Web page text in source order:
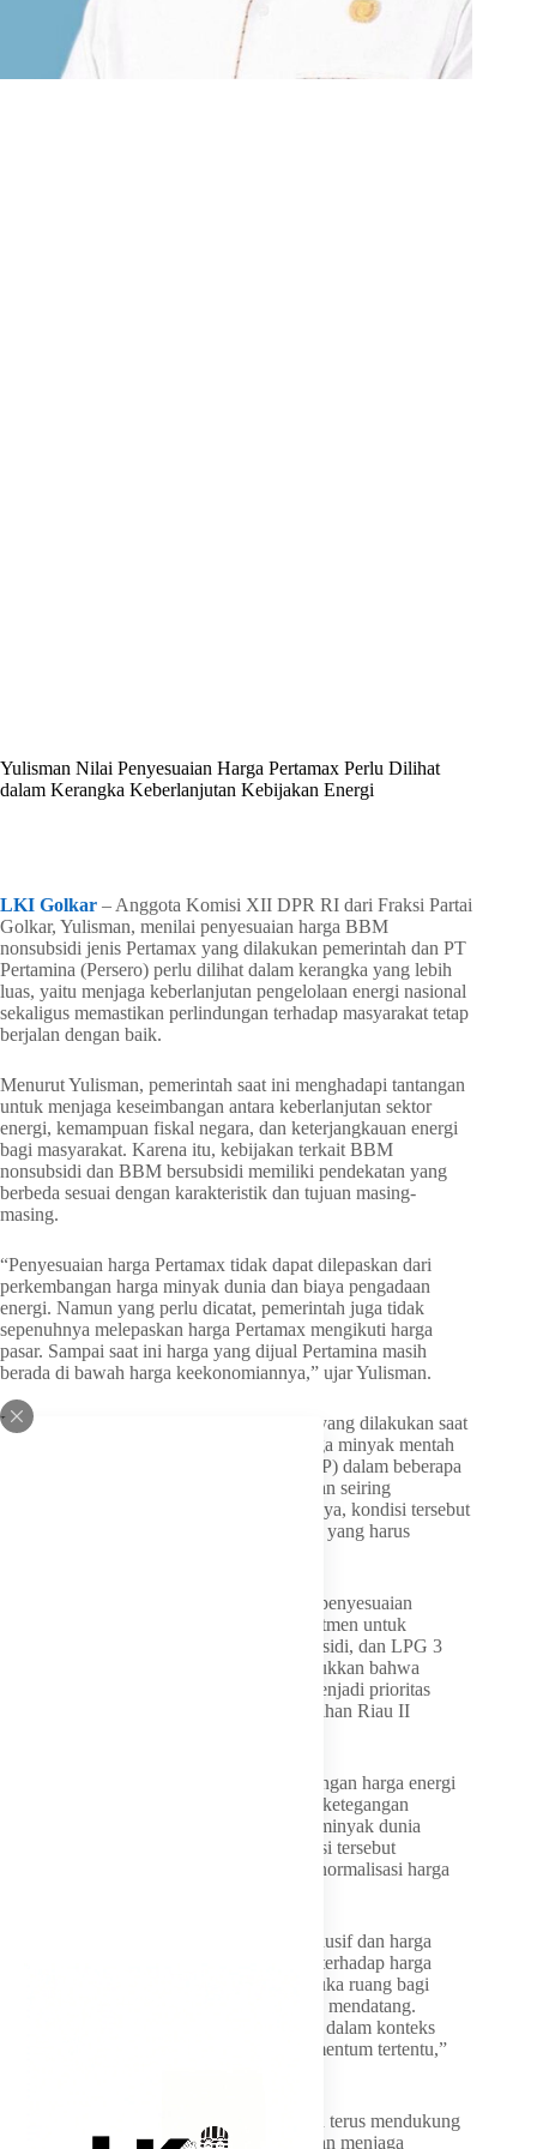
Yulisman Nilai Penyesuaian Harga Pertamax Perlu Dilihat
dalam Kerangka Keberlanjutan Kebijakan Energi
LKI Golkar – Anggota Komisi XII DPR RI dari Fraksi Partai
Golkar, Yulisman, menilai penyesuaian harga BBM
nonsubsidi jenis Pertamax yang dilakukan pemerintah dan PT
Pertamina (Persero) perlu dilihat dalam kerangka yang lebih
luas, yaitu menjaga keberlanjutan pengelolaan energi nasional
sekaligus memastikan perlindungan terhadap masyarakat tetap
berjalan dengan baik.
Menurut Yulisman, pemerintah saat ini menghadapi tantangan
untuk menjaga keseimbangan antara keberlanjutan sektor
energi, kemampuan fiskal negara, dan keterjangkauan energi
bagi masyarakat. Karena itu, kebijakan terkait BBM
nonsubsidi dan BBM bersubsidi memiliki pendekatan yang
berbeda sesuai dengan karakteristik dan tujuan masing-
masing.
“Penyesuaian harga Pertamax tidak dapat dilepaskan dari
perkembangan harga minyak dunia dan biaya pengadaan
energi. Namun yang perlu dicatat, pemerintah juga tidak
sepenuhnya melepaskan harga Pertamax mengikuti harga
pasar. Sampai saat ini harga yang dijual Pertamina masih
berada di bawah harga keekonomiannya,” ujar Yulisman.
Ia menjelaskan bahwa penyesuaian harga yang dilakukan saat
ini juga mengacu pada perkembangan harga minyak mentah
Indonesia atau Indonesian Crude Price (ICP) dalam beberapa
waktu terakhir yang mengalami peningkatan seiring
ketidakpastian geopolitik global. Menurutnya, kondisi tersebut
turut memengaruhi biaya pengadaan BBM yang harus
“Pemerintah tetap berupaya menjaga agar penyesuaian
dilakukan secara terukur. Di sisi lain, komitmen untuk
mempertahankan harga Pertalite, Solar subsidi, dan LPG 3
kilogram hingga akhir tahun 2026 menunjukkan bahwa
perlindungan terhadap masyarakat tetap menjadi prioritas
utama,” lanjut legislator asal Daerah Pemilihan Riau II
Yulisman menambahkan bahwa perkembangan harga energi
dunia bersifat dinamis. Karena itu, apabila ketegangan
geopolitik global mulai mereda dan harga minyak dunia
menunjukkan tren penurunan, maka kondisi tersebut
diharapkan dapat memberikan ruang bagi normalisasi harga
“Kita berharap situasi global semakin kondusif dan harga
minyak dunia kembali stabil. Jika tekanan terhadap harga
energi berkurang, tentu akan semakin terbuka ruang bagi
penyesuaian harga yang lebih baik di masa mendatang.
Karena itu, kita perlu melihat kebijakan ini dalam konteks
yang dinamis, bukan hanya pada satu momentum tertentu,”
Komisi XII DPR RI, lanjut Yulisman, akan terus mendukung
berbagai langkah pemerintah yang bertujuan menjaga